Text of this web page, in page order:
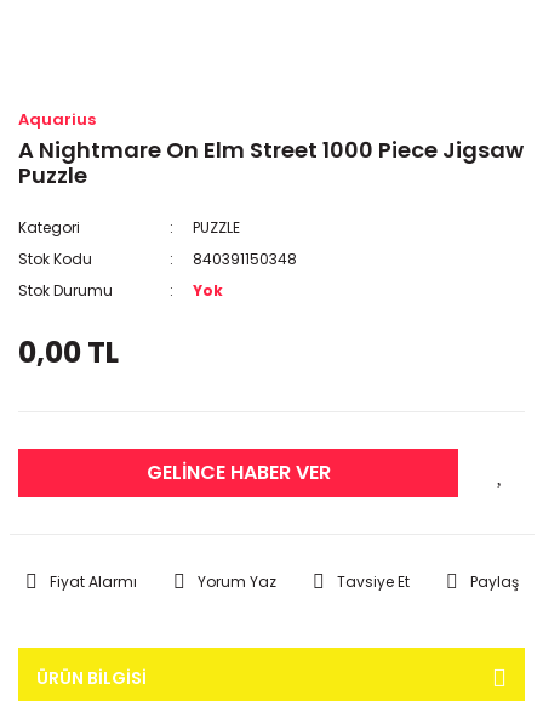
Aquarius
A Nightmare On Elm Street 1000 Piece Jigsaw
Puzzle
Kategori
PUZZLE
Stok Kodu
840391150348
Stok Durumu
Yok
0,00 TL
GELİNCE HABER VER
Fiyat Alarmı Yorum Yaz Tavsiye Et Paylaş
ÜRÜN BILGISI